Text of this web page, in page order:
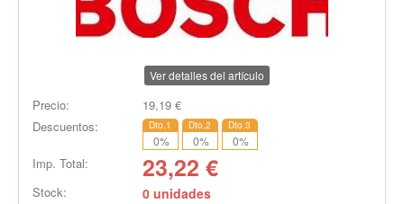
Ver detalles del artículo
Precio: 19,19€
Descuentos:
Dto.1
0%
Dto.2
0%
Dto.3
0%
Imp. Total: 23,22 €
Stock: 0 unidades